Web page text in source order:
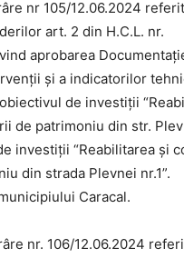
nr 105/12.06.2024
art. 2 din H.C.L. nr.
aprobarea
și a indicatorilor
de investiții
de patrimoniu din str.
investiții “Reabilitarea și
din strada Plevnei nr.1”.
Caracal.
nr. 106/12.06.2024